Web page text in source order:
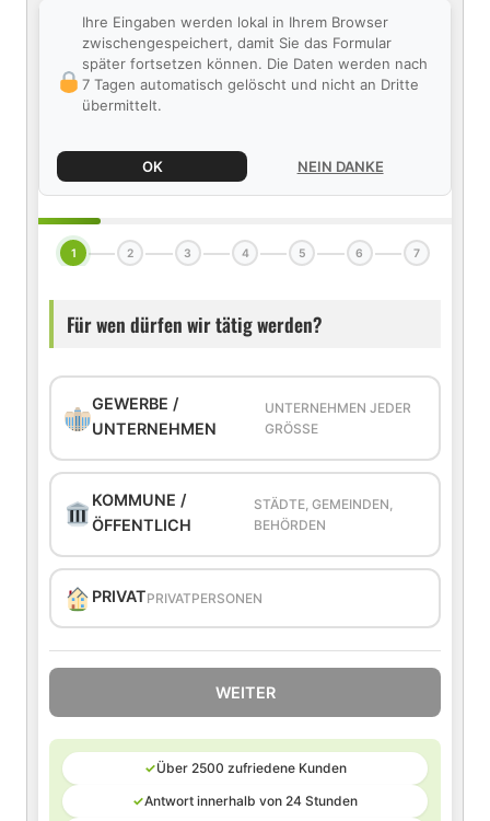
Ihre Eingaben werden lokal in Ihrem Browser
zwischengespeichert, damit Sie das Formular
später fortsetzen können. Die Daten werden nach
7 Tagen automatisch gelöscht und nicht an Dritte
übermittelt.
OK NEIN DANKE
1 2 3 4 5 6 7
Für wen dürfen wir tätig werden?
GEWERBE /
UNTERNEHMEN
UNTERNEHMEN JEDER
GRÖSSE
KOMMUNE /
ÖFFENTLICH
STÄDTE, GEMEINDEN,
BEHÖRDEN
PRIVATPRIVATPERSONEN
WEITER
✓Über 2500 zufriedene Kunden
✓Antwort innerhalb von 24 Stunden